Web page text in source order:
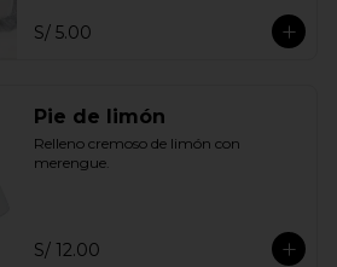
S/ 5.00
Pie de limón
Relleno cremoso de limón con
merengue.
S/ 12.00